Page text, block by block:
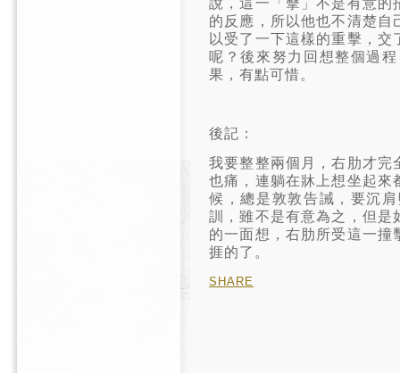
說，這一「擊」不是有意的
的反應，所以他也不清楚
以受了一下這樣的重擊，
呢？後來努力回想整個過
果，有點可惜。
後記：
我要整整兩個月，右肋才完
也痛，連躺在牀上想坐起來
候，總是敦敦告誡，要沉
訓，雖不是有意為之，但是
的一面想，右肋所受這一
捱的了。
SHARE